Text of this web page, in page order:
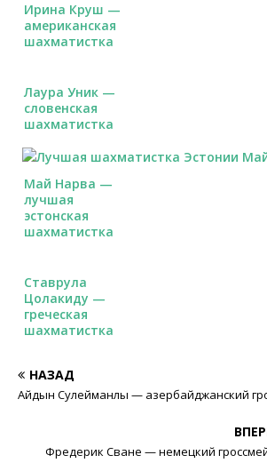
Ирина Круш —
американская
шахматистка
Лаура Уник —
словенская
шахматистка
Май Нарва —
лучшая
эстонская
шахматистка
Ставрула
Цолакиду —
греческая
шахматистка
НАЗАД
Айдын Сулейманлы — азербайджанский
Фредерик Сване — немецкий